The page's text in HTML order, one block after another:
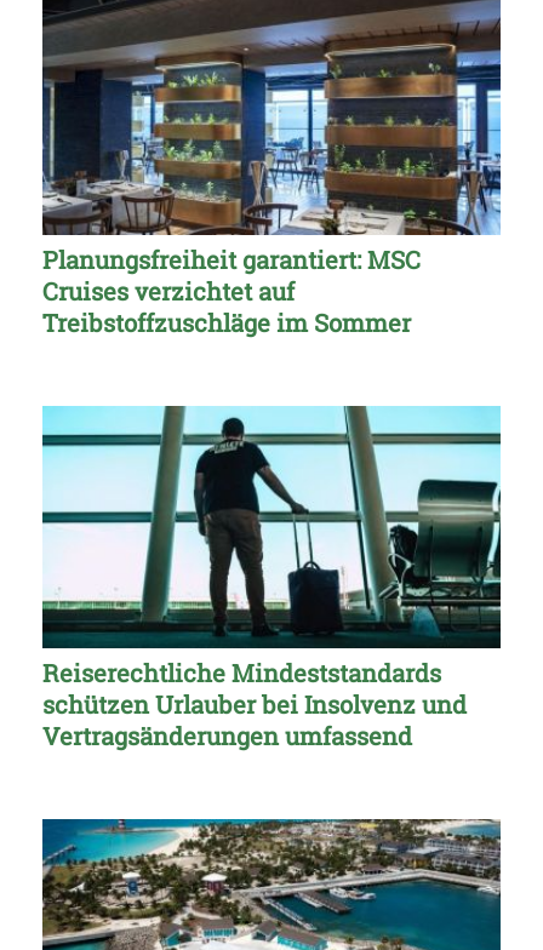
Planungsfreiheit garantiert: MSC
Cruises verzichtet auf
Treibstoffzuschläge im Sommer
Reiserechtliche Mindeststandards
schützen Urlauber bei Insolvenz und
Vertragsänderungen umfassend